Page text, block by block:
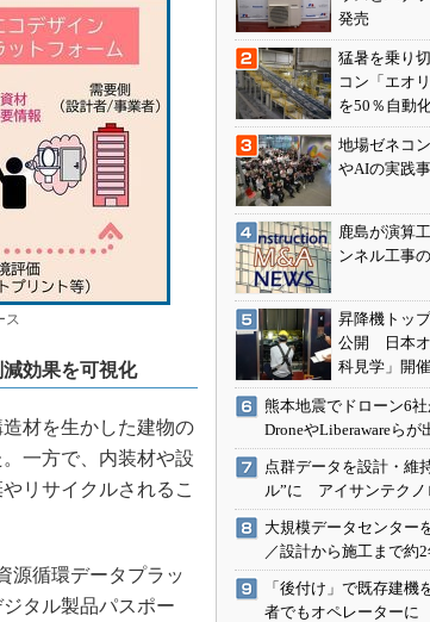
ス
効果を可視化
材を生かした建物の
一方で、内装材や設
リサイクルされるこ
源循環データプラッ
タル製品パスポー
発売
猛暑を乗り
コン「エオ
を50％自動
地場ゼネコ
やAIの実践
鹿島が演算
ンネル工事
昇降機トッ
公開 日本オ
科見学」開催
熊本地震でドローン6
DroneやLiberawareらが
点群データを設計・維
ル”に アイサンテクノ
大規模データセンタ
／設計から施工まで約
「後付け」で既存建
者でもオペレーターに